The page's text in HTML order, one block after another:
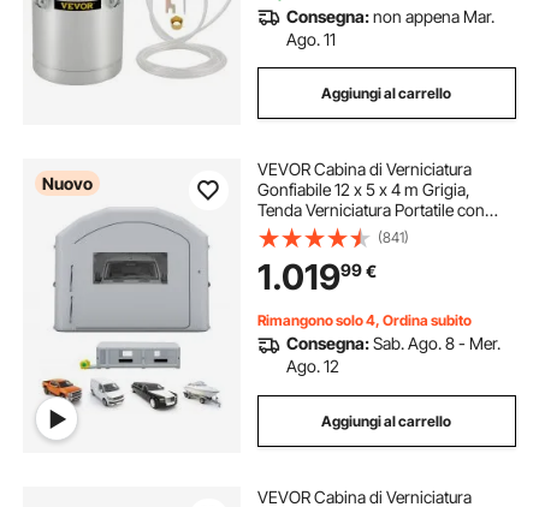
Consegna:non appena Mar.
Ago. 11
Aggiungi al carrello
Nuovo
VEVOR Cabina di Verniciatura
Gonfiabile 12 x 5 x 4 m Grigia,
Tenda Verniciatura Portatile con
Soffiatori da 950W e 1100W, con
Tetto ad Arco e Filtro, per
Protezione e Asciugatura di Vernice
a Spruzzo
(841)
1.01999€
Rimangono solo 4, Ordina subito
Consegna:Sab. Ago. 8 - Mer.
Ago. 12
Aggiungi al carrello
VEVOR Cabina di Verniciatura